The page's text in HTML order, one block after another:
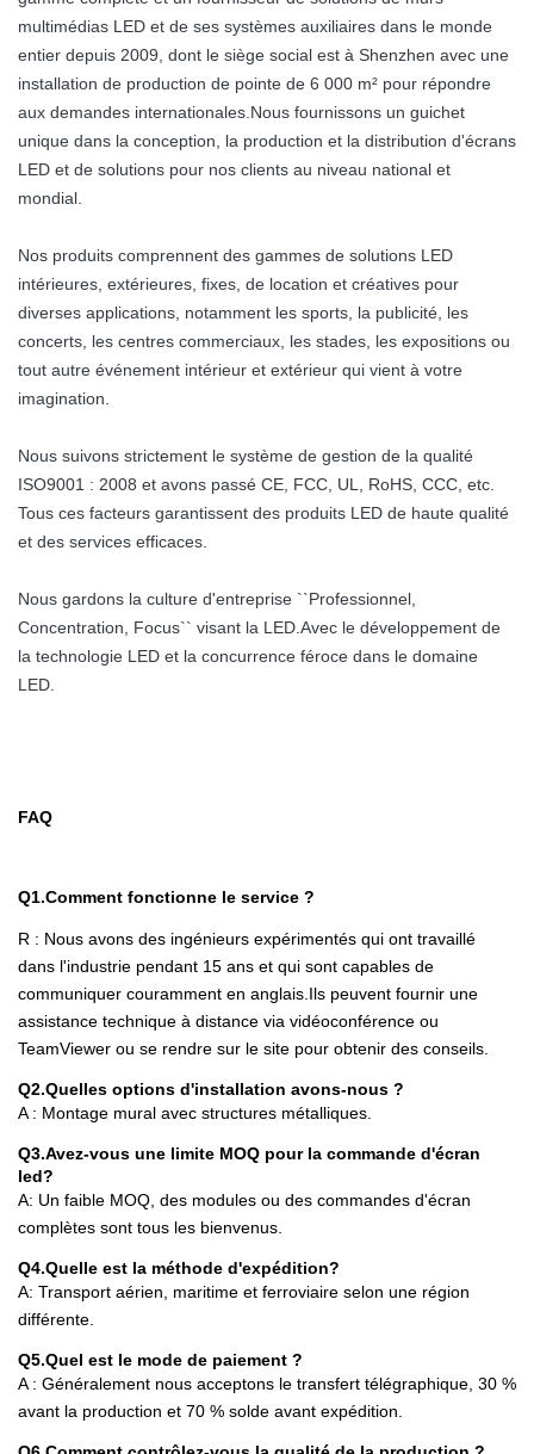
multimédias LED et de ses systèmes auxiliaires dans le monde
entier depuis 2009, dont le siège social est à Shenzhen avec une
installation de production de pointe de 6 000 m² pour répondre
aux demandes internationales.Nous fournissons un guichet
unique dans la conception, la production et la distribution d'écrans
LED et de solutions pour nos clients au niveau national et
mondial.
Nos produits comprennent des gammes de solutions LED
intérieures, extérieures, fixes, de location et créatives pour
diverses applications, notamment les sports, la publicité, les
concerts, les centres commerciaux, les stades, les expositions ou
tout autre événement intérieur et extérieur qui vient à votre
imagination.
Nous suivons strictement le système de gestion de la qualité
ISO9001 : 2008 et avons passé CE, FCC, UL, RoHS, CCC, etc.
Tous ces facteurs garantissent des produits LED de haute qualité
et des services efficaces.
Nous gardons la culture d'entreprise ``Professionnel,
Concentration, Focus`` visant la LED.Avec le développement de
la technologie LED et la concurrence féroce dans le domaine
LED.
FAQ
Q1.Comment fonctionne le service ?
R : Nous avons des ingénieurs expérimentés qui ont travaillé
dans l'industrie pendant 15 ans et qui sont capables de
communiquer couramment en anglais.Ils peuvent fournir une
assistance technique à distance via vidéoconférence ou
TeamViewer ou se rendre sur le site pour obtenir des conseils.
Q2.Quelles options d'installation avons-nous ?
A : Montage mural avec structures métalliques.
Q3.Avez-vous une limite MOQ pour la commande d'écran
led?
A: Un faible MOQ, des modules ou des commandes d'écran
complètes sont tous les bienvenus.
Q4.Quelle est la méthode d'expédition?
A: Transport aérien, maritime et ferroviaire selon une région
différente.
Q5.Quel est le mode de paiement ?
A : Généralement nous acceptons le transfert télégraphique, 30 %
avant la production et 70 % solde avant expédition.